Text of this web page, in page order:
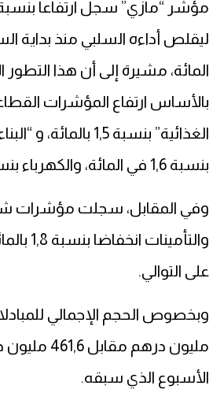
المائة، مشيرة إلى أن هذا
بالأساس ارتفاع المؤشرات
الغذائية” بنسبة 1,5
بنسبة 1,6 في المائة، والكهرباء بنسبة 2,2 بالمائة.
وفي المقابل، سجلت مؤشرات
على التوالي.
مليون درهم
الأسبوع الذي سبقه.